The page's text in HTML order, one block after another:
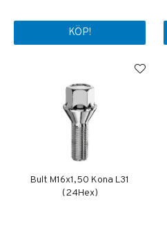
KÖP!
Bult M16x1,50 Kona L31
(24Hex)